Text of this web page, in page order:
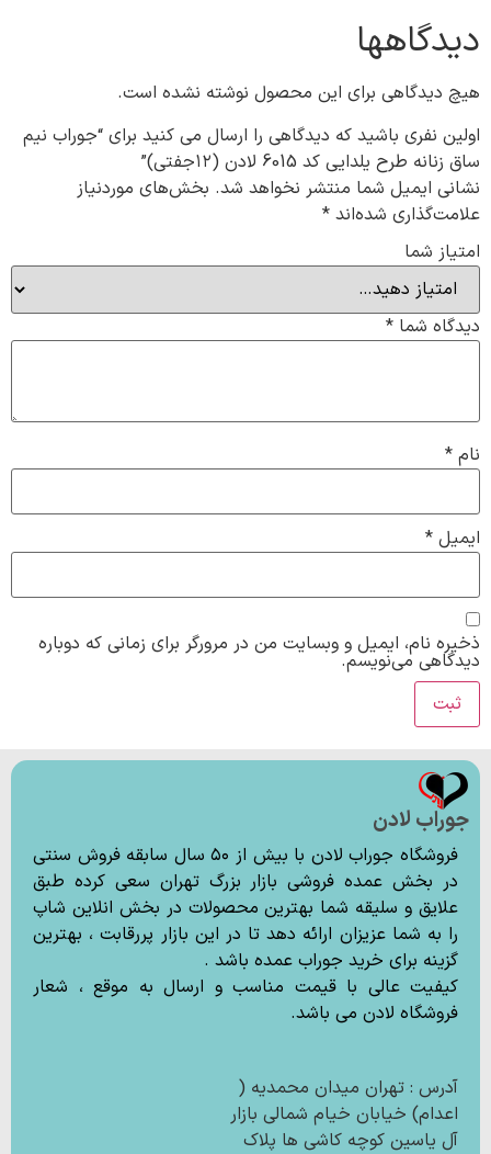
دیدگاهها
هیچ دیدگاهی برای این محصول نوشته نشده است.
اولین نفری باشید که دیدگاهی را ارسال می کنید برای “جوراب نیم
ساق زنانه طرح یلدایی کد 6015 لادن (۱۲جفتی)”
نشانی ایمیل شما منتشر نخواهد شد. بخش‌های موردنیاز
علامت‌گذاری شده‌اند *
امتیاز شما
دیدگاه شما *
نام *
ایمیل *
ذخیره نام، ایمیل و وبسایت من در مرورگر برای زمانی که دوباره
دیدگاهی می‌نویسم.
جوراب لادن
فروشگاه جوراب لادن با بیش از ۵۰ سال سابقه فروش سنتی
در بخش عمده فروشی بازار بزرگ تهران سعی کرده طبق
علایق و سلیقه شما بهترین محصولات در بخش انلاین شاپ
را به شما عزیزان ارائه دهد تا در این بازار پررقابت ، بهترین
گزینه برای خرید جوراب عمده باشد .
کیفیت عالی با قیمت مناسب و ارسال به موقع ، شعار
فروشگاه لادن می باشد.
آدرس : تهران میدان محمدیه (
اعدام) خیابان خیام شمالی بازار
آل یاسین کوچه کاشی ها پلاک